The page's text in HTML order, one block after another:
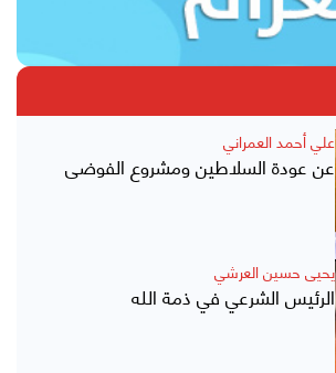
علي أحمد العمراني
عن عودة السلاطين ومشروع الفوضى
يحيى حسين العرشي
الرئيس الشرعي في ذمة الله